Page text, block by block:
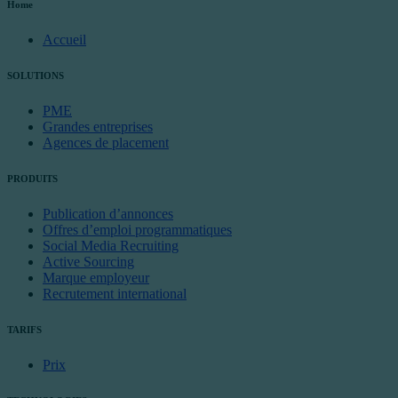
Home
Accueil
SOLUTIONS
PME
Grandes entreprises
Agences de placement
PRODUITS
Publication d’annonces
Offres d’emploi programmatiques
Social Media Recruiting
Active Sourcing
Marque employeur
Recrutement international
TARIFS
Prix